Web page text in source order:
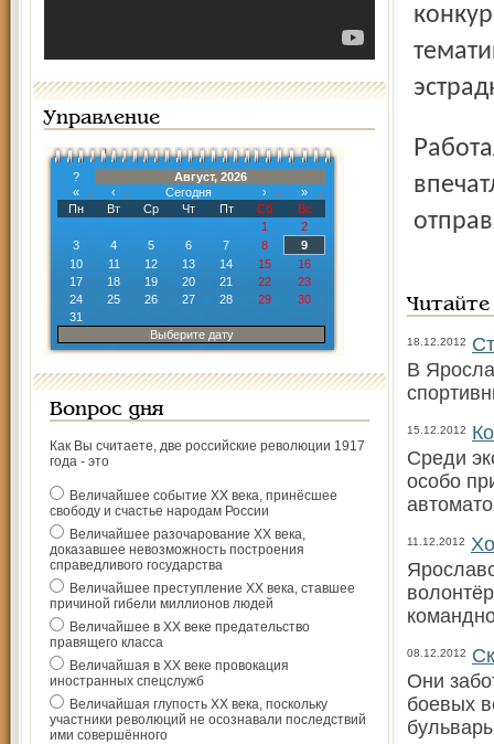
Управление
?
Август, 2026
«
‹ Сегодня ›
»
Пн
Вт Ср Чт Пт Сб
Вс
1
2
3
4 5 6 7 8
9
10
11 12 13 14 15
16
17
18 19 20 21 22
23
24
25 26 27 28 29
30
31
Выберите дату
Вопрос дня
Как Вы считаете, две российские революции 1917
года - это
Величайшее событие ХХ века, принёсшее
свободу и счастье народам России
Величайшее разочарование ХХ века,
доказавшее невозможность построения
справедливого государства
Величайшее преступление ХХ века, ставшее
причиной гибели миллионов людей
Величайшее в ХХ веке предательство
правящего класса
Величайшая в ХХ веке провокация
иностранных спецслужб
Величайшая глупость ХХ века, поскольку
участники революций не осознавали последствий
ими совершённого
Работал лагерь пять дней, а сегодня с новыми
18.12.2012
В
15.12.2012
Среди
особо
11.12.2012
08.12.2012
Они
боевых